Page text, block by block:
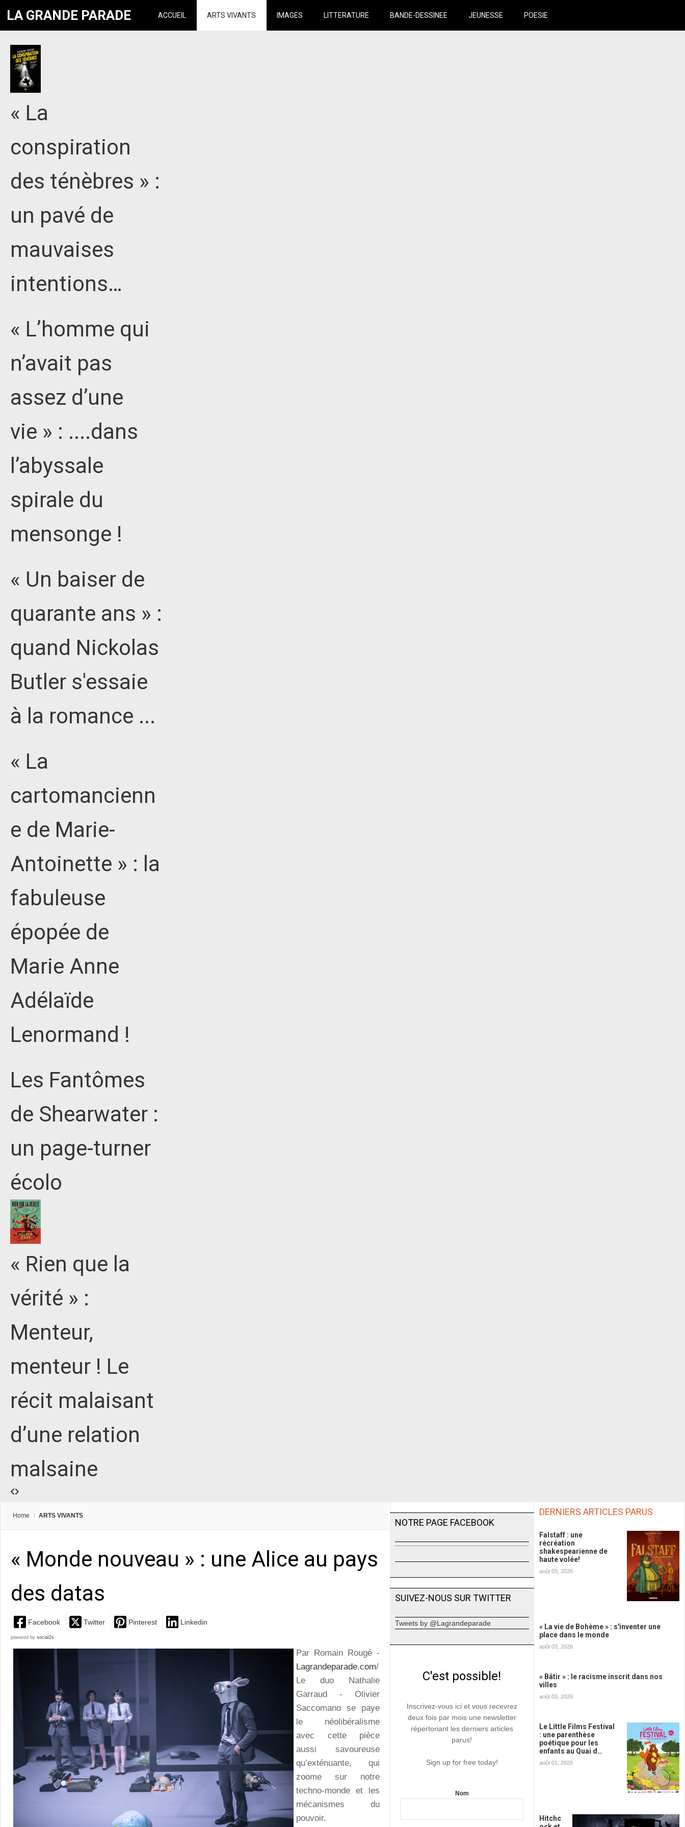
LA GRANDE PARADE ACCUEIL ARTS VIVANTS IMAGES LITTERATURE BANDE-DESSINEE JEUNESSE POESIE
« La
conspiration
des ténèbres » :
un pavé de
mauvaises
intentions…
« L’homme qui
n’avait pas
assez d’une
vie » : ....dans
l’abyssale
spirale du
mensonge !
« Un baiser de
quarante ans » :
quand Nickolas
Butler s'essaie
à la romance ...
« La
cartomancienn
e de Marie-
Antoinette » : la
fabuleuse
épopée de
Marie Anne
Adélaïde
Lenormand !
Les Fantômes
de Shearwater :
un page-turner
écolo
« Rien que la
vérité » :
Menteur,
menteur ! Le
récit malaisant
d’une relation
malsaine
Home / ARTS VIVANTS
« Monde nouveau » : une Alice au pays
des datas
Facebook Twitter Pinterest Linkedin
powered by social2s
Par Romain Rougé -
Lagrandeparade.com/
Le duo Nathalie
Garraud - Olivier
Saccomano se paye
le néolibéralisme
avec cette pièce
aussi savoureuse
qu’exténuante, qui
zoome sur notre
techno-monde et les
mécanismes du
pouvoir.
NOTRE PAGE FACEBOOK
SUIVEZ-NOUS SUR TWITTER
Tweets by @Lagrandeparade
C'est possible!
Inscrivez-vous ici et vous recevrez
deux fois par mois une newsletter
répertoriant les derniers articles
parus!
Sign up for free today!
Nom
DERNIERS ARTICLES PARUS
Falstaff : une
récréation
shakespearienne de
haute volée!
août 03, 2026
« La vie de Bohème » : s'inventer une
place dans le monde
août 03, 2026
« Bâtir » : le racisme inscrit dans nos
villes
août 03, 2026
Le Little Films Festival
: une parenthèse
poétique pour les
enfants au Quai d…
août 01, 2026
Hitchc